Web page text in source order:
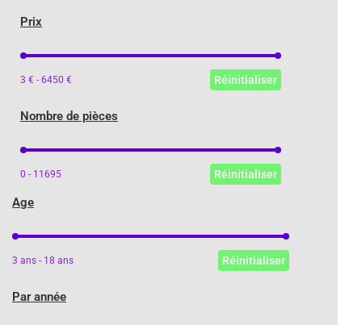
Prix
Prix
3 € - 6450 € Réinitialiser
Nombre de pièces
Nombre de pièces
0 - 11695 Réinitialiser
Age
Age
3 ans - 18 ans Réinitialiser
Par année